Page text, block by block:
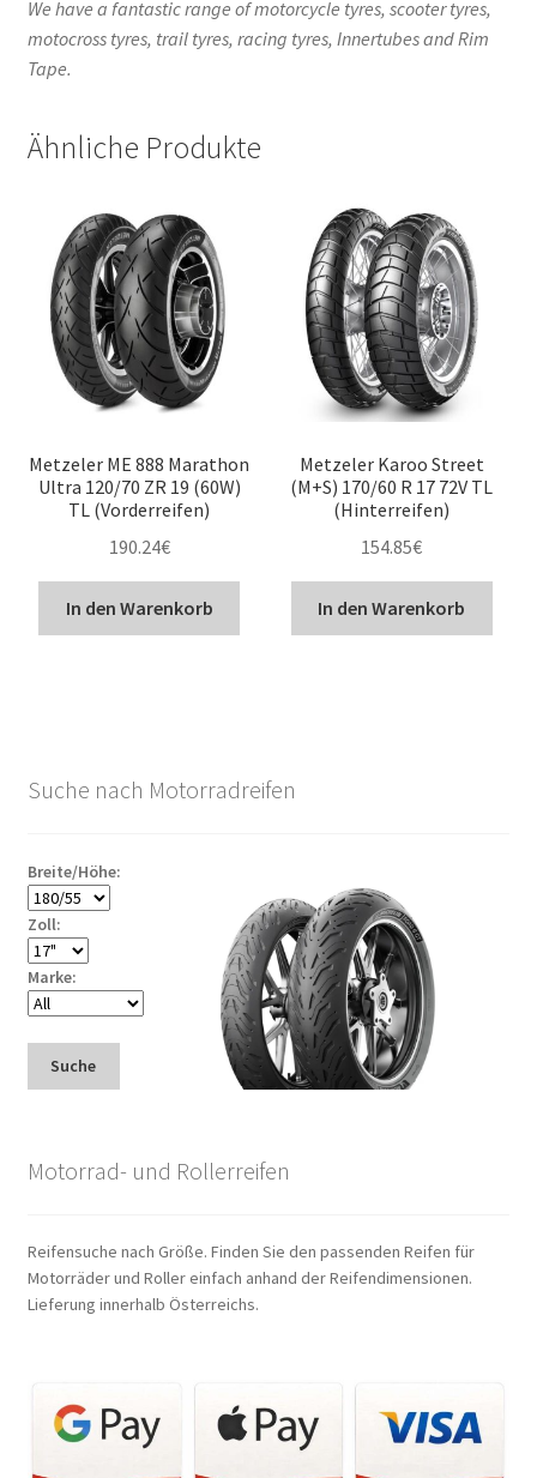
We have a fantastic range of motorcycle tyres, scooter tyres,
motocross tyres, trail tyres, racing tyres, Innertubes and Rim
Tape.
Ähnliche Produkte
Metzeler ME 888 Marathon
Ultra 120/70 ZR 19 (60W)
TL (Vorderreifen)
190.24€
In den Warenkorb
Metzeler Karoo Street
(M+S) 170/60 R 17 72V TL
(Hinterreifen)
154.85€
In den Warenkorb
Suche nach Motorradreifen
Breite/Höhe:
Zoll:
Marke:
Suche
Motorrad- und Rollerreifen
Reifensuche nach Größe. Finden Sie den passenden Reifen für
Motorräder und Roller einfach anhand der Reifendimensionen.
Lieferung innerhalb Österreichs.